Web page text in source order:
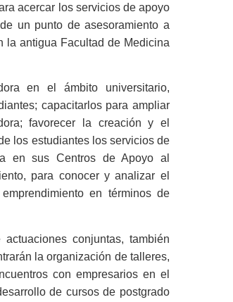
acercar los servicios de apoyo
un punto de asesoramiento a
la antigua Facultad de Medicina
en el ámbito universitario,
capacitarlos para ampliar
favorecer la creación y el
los estudiantes los servicios de
en sus Centros de Apoyo al
para conocer y analizar el
en términos de
conjuntas, también
la organización de talleres,
con empresarios en el
de cursos de postgrado